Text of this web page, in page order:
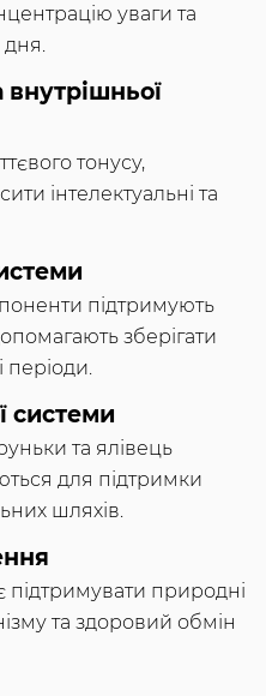
уваги та
дня.
тонусу,
інтелектуальні та
підтримують
зберігати
періоди.
системи
та ялівець
для підтримки
шляхів.
природні
та здоровий обмін